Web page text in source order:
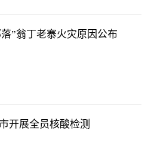
”翁丁老寨火灾原因公布
开展全员核酸检测